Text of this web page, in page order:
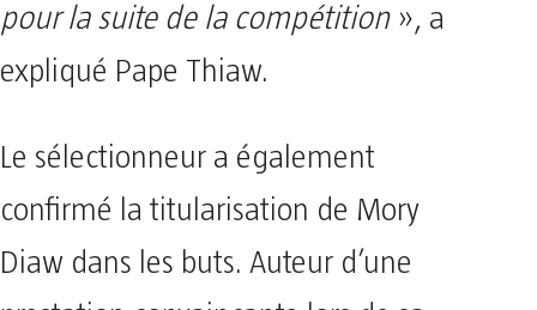
pour la suite de la compétition», a
expliqué Pape Thiaw.
Le sélectionneur a également
confirmé la titularisation de Mory
Diaw dans les buts. Auteur d’une